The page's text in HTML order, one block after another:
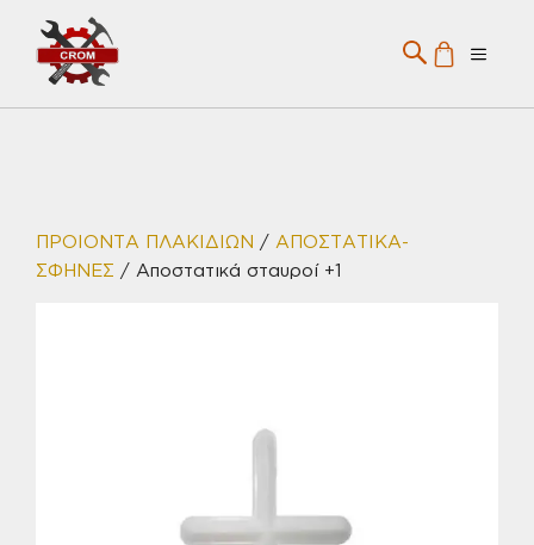
Μετάβαση
περιεχόμενο
Menu
ΠΡΟΙΟΝΤΑ ΠΛΑΚΙΔΙΩΝ / ΑΠΟΣΤΑΤΙΚΑ-
ΣΦΗΝΕΣ / Αποστατικά σταυροί +1